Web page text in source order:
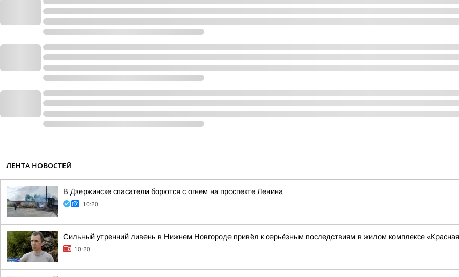
ЛЕНТА НОВОСТЕЙ
В Дзержинске спасатели борются с огнем на проспекте Ленина
10:20
Сильный утренний ливень в Нижнем Новгороде привёл к серьёзным последствиям в жилом комплексе
10:20